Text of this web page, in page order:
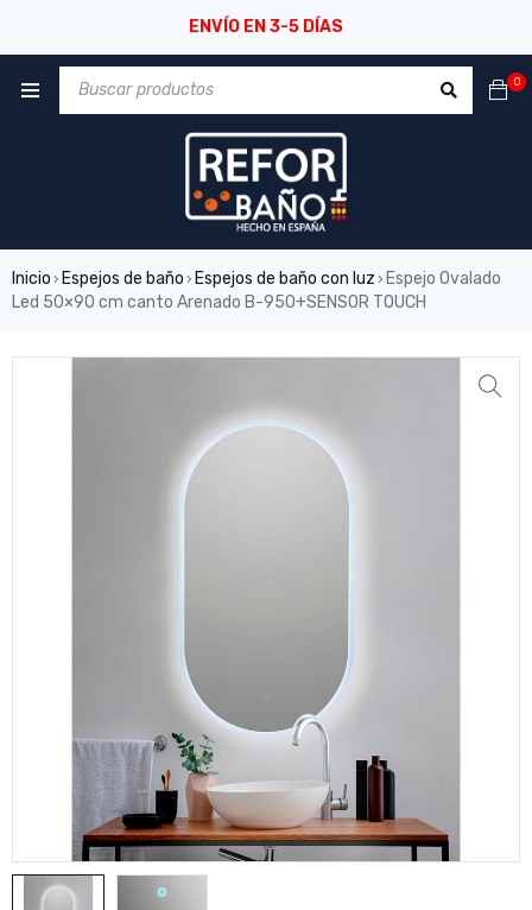
ENVÍO EN 3-5 DÍAS
0
Inicio › Espejos de baño › Espejos de baño con luz › Espejo Ovalado
Led 50×90 cm canto Arenado B-950+SENSOR TOUCH